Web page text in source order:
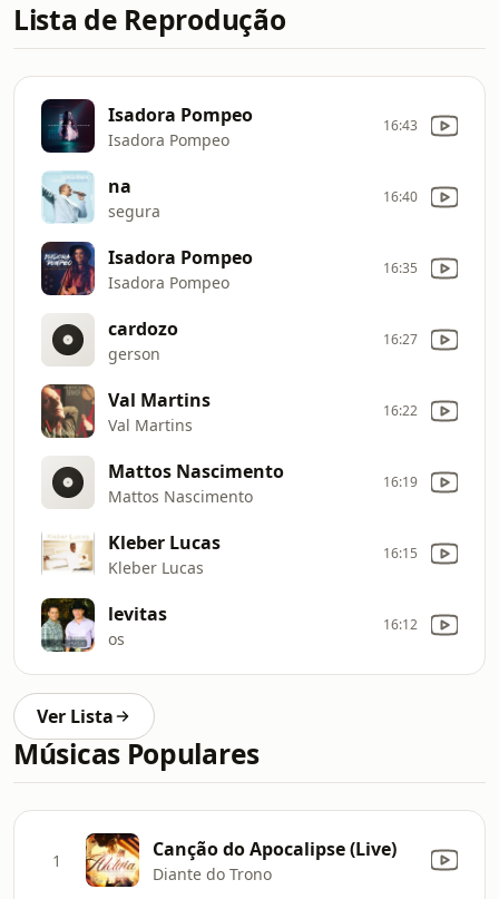
Lista de Reprodução
Isadora Pompeo
Isadora Pompeo
16:43
na
segura
16:40
Isadora Pompeo
Isadora Pompeo
16:35
cardozo
gerson
16:27
Val Martins
Val Martins
16:22
Mattos Nascimento
Mattos Nascimento
16:19
Kleber Lucas
Kleber Lucas
16:15
levitas
os
16:12
Ver Lista
Músicas Populares
1 Canção do Apocalipse (Live)
Diante do Trono